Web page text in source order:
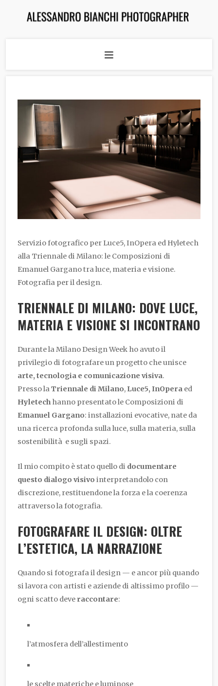
Servizio fotografico per Luce5, InOpera ed Hyletech
alla Triennale di Milano: le Composizioni di
Emanuel Gargano tra luce, materia e visione.
Fotografia per il design.
TRIENNALE DI MILANO: DOVE LUCE,
MATERIA E VISIONE SI INCONTRANO
Durante la Milano Design Week ho avuto il
privilegio di fotografare un progetto che unisce
arte, tecnologia e comunicazione visiva.
Presso laTriennale di Milano, Luce5,InOpera ed
Hyletech hanno presentato le Composizioni di
Emanuel Gargano: installazioni evocative, nate da
una ricerca profonda sulla luce, sulla materia, sulla
sostenibilità e sugli spazi.
Il mio compito è stato quello di documentare
questo dialogo visivo interpretandolo con
discrezione, restituendone la forza e la coerenza
attraverso la fotografia.
FOTOGRAFARE IL DESIGN: OLTRE
L’ESTETICA, LA NARRAZIONE
Quando si fotografa il design — e ancor più quando
si lavora con artisti e aziende di altissimo profilo —
ogni scatto deve raccontare:
l’atmosfera dell’allestimento
le scelte materiche e luminose